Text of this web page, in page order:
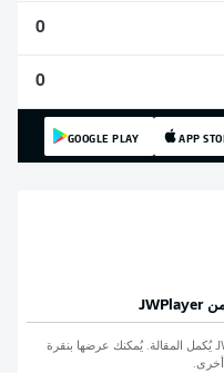
0
0
APP
GOOGLE PLAY
JWPlayer
يُكمل المقالة. يُمكنك عرضها بنقرة
أخرى.